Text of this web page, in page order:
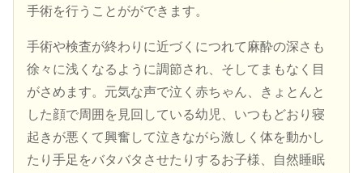
手術を行うことがができます。
手術や検査が終わりに近づくにつれて麻酔の深さも
徐々に浅くなるように調節され、そしてまもなく目
がさめます。元気な声で泣く赤ちゃん、きょとんと
した顔で周囲を見回している幼児、いつもどおり寝
起きが悪くて興奮して泣きながら激しく体を動かし
たり手足をバタバタさせたりするお子様、自然睡眠